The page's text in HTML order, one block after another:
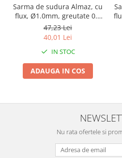
Pentru Casa si Camping
Aragaze, plite, piese butelii de
Gratare
Pirostrii si accesorii pentru gatit
Prelungitoare & cabluri electrice
Sarma de sudura Almaz, cu
flux, Ø1.0mm, greutate 0.5
Kg
47,23 Lei
40,01 Lei
IN STOC
ADAUGA IN COS
Nu rata ofertele si